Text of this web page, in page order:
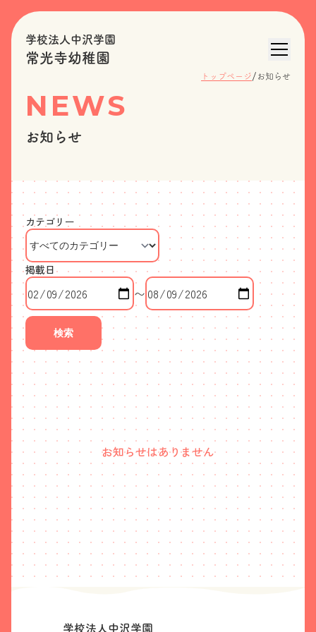
学校法人中沢学園
常光寺幼稚園
トップページ/ お知らせ
NEWS
お知らせ
カテゴリー
掲載日
〜
検索
お知らせはありません
学校法人中沢学園